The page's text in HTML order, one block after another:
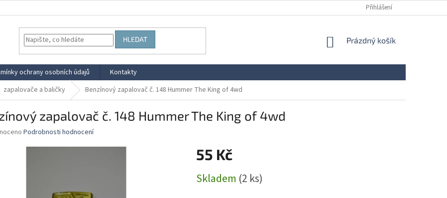
Přihlášení
HLEDAT
NÁKUPNÍ
Prázdný košík
ochrany osobních údajů
Kontakty
zapalovače a baličky Benzínový zapalovač č. 148 Hummer The King of 4wd
zapalovač č. 148 Hummer The King of 4wd
Podrobnosti hodnocení
55 Kč
cena:
Skladem (2 ks)